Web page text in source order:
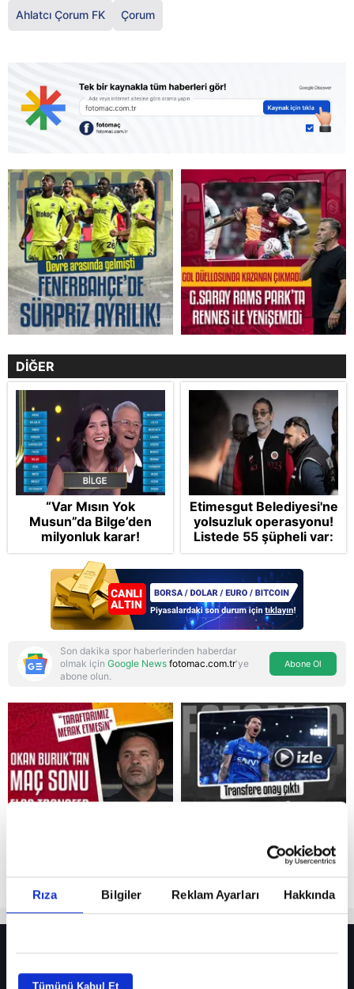
Rıza Bilgiler Reklam Ayarları Hakkında
Tümünü Kabul Et
Reddet
Ahlatcı Çorum FK Çorum
DİĞER
“Var Mısın Yok
Musun”da Bilge’den
milyonluk karar!
Etimesgut Belediyesi'ne
yolsuzluk operasyonu!
Listede 55 şüpheli var:
CHP'li Erdal
Beşikçioğlu'na
tutuklama talebi
Son dakika spor haberlerinden haberdar
olmak için Google News fotomac.com.tr'ye
abone olun.
Abone Ol
Fenerbahçe’de sürpriz ayrılık ihtimali! Devre arasında gelmişti